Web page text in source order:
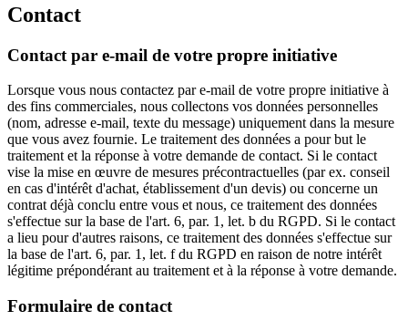
Contact
Contact par e-mail de votre propre initiative
Lorsque vous nous contactez par e-mail de votre propre initiative à
des fins commerciales, nous collectons vos données personnelles
(nom, adresse e-mail, texte du message) uniquement dans la mesure
que vous avez fournie. Le traitement des données a pour but le
traitement et la réponse à votre demande de contact. Si le contact
vise la mise en œuvre de mesures précontractuelles (par ex. conseil
en cas d'intérêt d'achat, établissement d'un devis) ou concerne un
contrat déjà conclu entre vous et nous, ce traitement des données
s'effectue sur la base de l'art. 6, par. 1, let. b du RGPD. Si le contact
a lieu pour d'autres raisons, ce traitement des données s'effectue sur
la base de l'art. 6, par. 1, let. f du RGPD en raison de notre intérêt
légitime prépondérant au traitement et à la réponse à votre demande.
Formulaire de contact